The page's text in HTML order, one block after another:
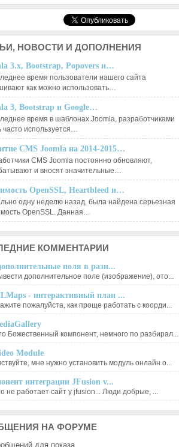
НОВОСТИ И ДОПОЛНЕНИЯ
3.x, Bootstrap, Popovers и…
время пользователи нашего сайта
как можно использовать…
3, Bootstrap и Google…
время в шаблонах Joomla, разработчиками
часто используется…
CMS Joomla на 2014-2015…
CMS Joomla постоянно обновляют,
и вносят значительные…
OpenSSL, Heartbleed и…
одну неделю назад, была найдена серьезная
OpenSSL. Данная…
КОММЕНТАРИИ
поля в разн...
дополнительное поле (изображение), ото...
- интерактивный план ...
пожалуйста, как проще работать с коорди...
Божественный компонент, немного по разбирал...
Module
мне нужно установить модуль онлайн о...
интеграции JFusion v...
не работает сайт у jfusion... Люди добрые, ...
НА ФОРУМЕ
для показа